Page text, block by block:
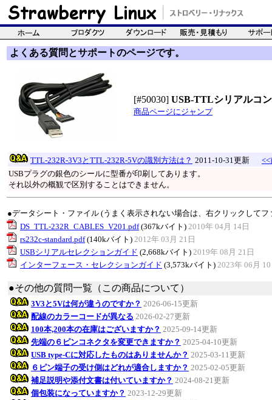
よくある質問とサポートのページです。
[#50030] USB-TTLシリアルコ
商品ページにジャンプ
TTL-232R-3V3とTTL-232R-5Vの識別方法は？ 2011-10-31更新
<<
USBプラグの銀色のシールに型番が印刷してあります。
それ以外の概観で区別することはできません。
●データシート・ファイル (うまく表示されない場合は、右クリックして
DS_TTL-232R_CABLES_V201.pdf(367kバイト) 2010年 04月 14日
rs232c-standard.pdf(140kバイト) 2012年 03月 21日
USBシリアルセレクションガイド (2,668kバイト) 2019年 08月 21日
インターフェース・セレクションガイド (3,573kバイト) 2023年 06月
●その他の質問一覧（この商品について）
3V3と5Vは何が違うのですか？ 2026-06-15更新
配線のカラーコードが異なる 2026-02-27更新
100本,200本の在庫はございますか？ 2025-09-14更新
先端の６ピンコネクタを変更できますか？ 2025-04-10更新
USB type-Cに対応したものはありませんか？ 2025-03-11更新
６ピン端子の受け側はどれが適合しますか？ 2025-02-05更新
補足説明や添付文書は付いていますか？ 2024-08-21更新
個包装になっていますか？ 2023-12-29更新